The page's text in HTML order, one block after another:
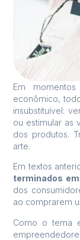
Em
econômico,
insubstituível:
ou estimular as
dos produtos.
arte.
Em textos
terminados
dos
ao comprarem
Como o tema